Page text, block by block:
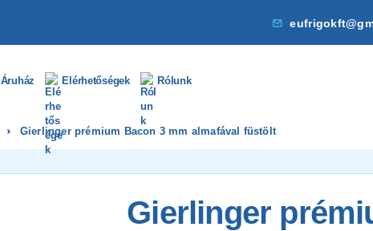
Áruház Elérhetőségek Rólunk
Gierlinger prémium Bacon 3 mm almafával füstölt
Gierlinger